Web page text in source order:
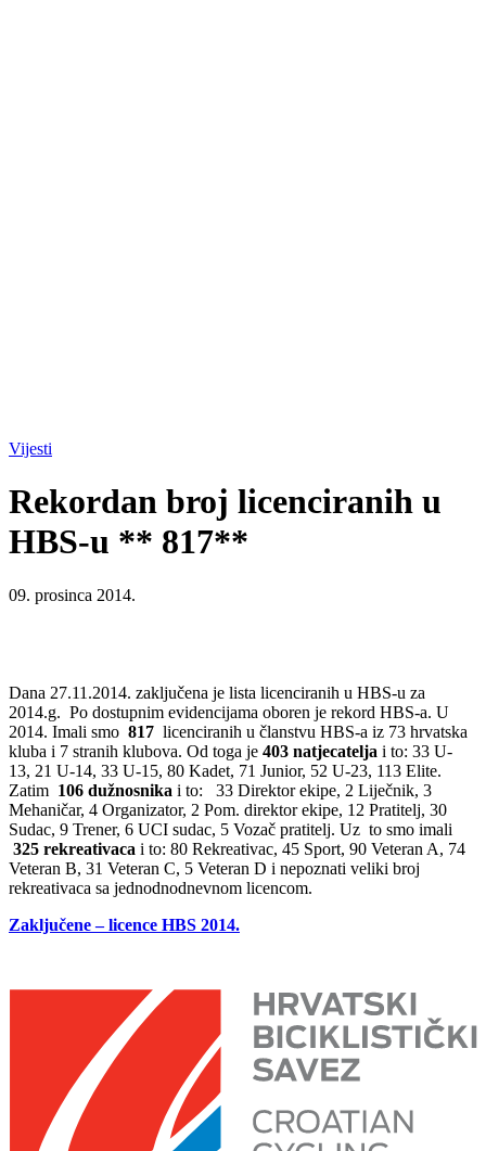
Vijesti
Rekordan broj licenciranih u
HBS-u ** 817**
09. prosinca 2014.
Dana 27.11.2014. zaključena je lista licenciranih u HBS-u za
2014.g. Po dostupnim evidencijama oboren je rekord HBS-a. U
2014. Imali smo 817 licenciranih u članstvu HBS-a iz 73 hrvatska
kluba i 7 stranih klubova. Od toga je 403 natjecatelja i to: 33 U-
13, 21 U-14, 33 U-15, 80 Kadet, 71 Junior, 52 U-23, 113 Elite.
Zatim 106 dužnosnika i to: 33 Direktor ekipe, 2 Liječnik, 3
Mehaničar, 4 Organizator, 2 Pom. direktor ekipe, 12 Pratitelj, 30
Sudac, 9 Trener, 6 UCI sudac, 5 Vozač pratitelj. Uz to smo imali
325 rekreativaca i to: 80 Rekreativac, 45 Sport, 90 Veteran A, 74
Veteran B, 31 Veteran C, 5 Veteran D i nepoznati veliki broj
rekreativaca sa jednodnodnevnom licencom.
Zaključene – licence HBS 2014.